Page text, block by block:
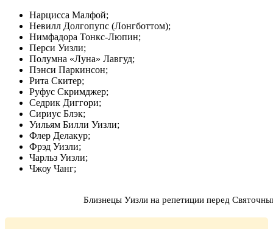
Нарцисса Малфой;
Невилл Долгопупс (Лонгботтом);
Нимфадора Тонкс-Люпин;
Перси Уизли;
Полумна «Луна» Лавгуд;
Пэнси Паркинсон;
Рита Скитер;
Руфус Скримджер;
Седрик Диггори;
Сириус Блэк;
Уильям Билли Уизли;
Флер Делакур;
Фрэд Уизли;
Чарльз Уизли;
Чжоу Чанг;
Близнецы Уизли на репетиции перед